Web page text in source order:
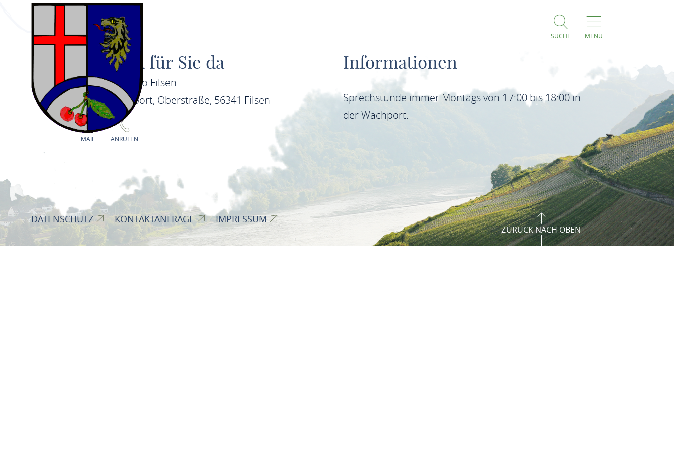
SUCHE MENÜ
Wir sind für Sie da
Gemeindebüro Filsen
In der Wachport, Oberstraße, 56341 Filsen
MAIL ANRUFEN
Informationen
Sprechstunde immer Montags von 17:00 bis 18:00 in
der Wachport.
DATENSCHUTZ KONTAKTANFRAGE IMPRESSUM
ZURÜCK NACH OBEN